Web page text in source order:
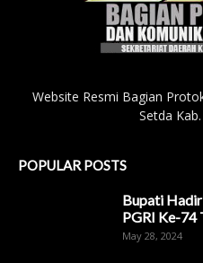
Website Resmi Bagian
Setda
POPULAR POSTS
Bupati
PGRI Ke-74
May 28, 2024